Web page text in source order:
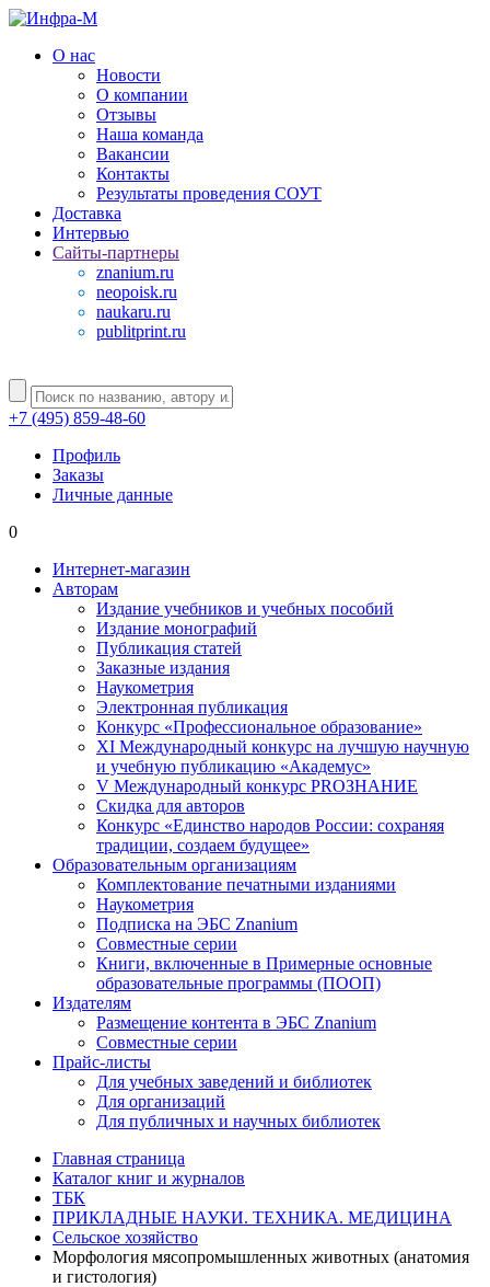
О нас
Новости
О компании
Отзывы
Наша команда
Вакансии
Контакты
Результаты проведения СОУТ
Доставка
Интервью
Сайты-партнеры
znanium.ru
neopoisk.ru
naukaru.ru
publitprint.ru
+7 (495) 859-48-60
Профиль
Заказы
Личные данные
0
Интернет-магазин
Авторам
Издание учебников и учебных пособий
Издание монографий
Публикация статей
Заказные издания
Наукометрия
Электронная публикация
Конкурс «Профессиональное образование»
XI Международный конкурс на лучшую научную
и учебную публикацию «Академус»
V Международный конкурс PROЗНАНИЕ
Скидка для авторов
Конкурс «Единство народов России: сохраняя
традиции, создаем будущее»
Образовательным организациям
Комплектование печатными изданиями
Наукометрия
Подписка на ЭБС Znanium
Совместные серии
Книги, включенные в Примерные основные
образовательные программы (ПООП)
Издателям
Размещение контента в ЭБС Znanium
Совместные серии
Прайс-листы
Для учебных заведений и библиотек
Для организаций
Для публичных и научных библиотек
Главная страница
Каталог книг и журналов
ТБК
ПРИКЛАДНЫЕ НАУКИ. ТЕХНИКА. МЕДИЦИНА
Сельское хозяйство
Морфология мясопромышленных животных (анатомия
и гистология)